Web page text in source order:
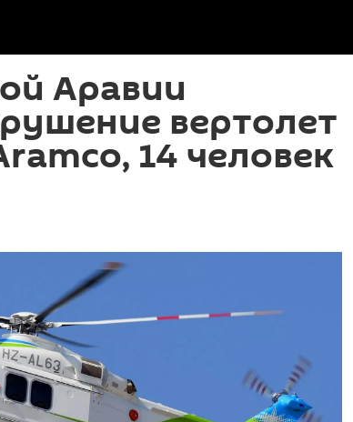
Аравии
вертолет
14 человек